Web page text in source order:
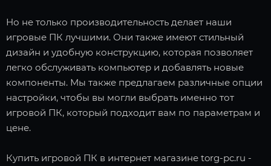
Но не только производительность делает наши
игровые ПК лучшими. Они также имеют стильный
дизайн и удобную конструкцию, которая позволяет
легко обслуживать компьютер и добавлять новые
компоненты. Мы также предлагаем различные опции
настройки, чтобы вы могли выбрать именно тот
игровой ПК, который подходит вам по параметрам и
цене.
Купить игровой ПК в интернет магазине torg-pc.ru -